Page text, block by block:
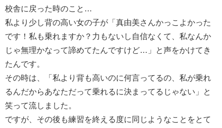
校舎に戻った時のこと…
私より少し背の高い女の子が「真由美さんかっこよかった
です！私も乗れますか？力もないし自信なくて、私なんか
じゃ無理かなって諦めてたんですけど…」と声をかけてき
たんです。
その時は、「私より背も高いのに何言ってるの、私が乗れ
るんだからあなただって乗れるに決まってるじゃない」と
笑って流しました。
ですが、その後も練習を終える度に同じようなことをとて